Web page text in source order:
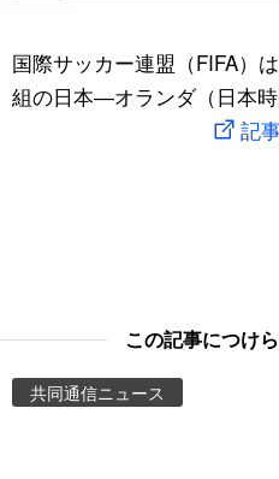
文化
動画/Live
スポーツ・東京2020
国際サッカー連盟（FIFA）
組の日本―オランダ（日本
記
この記事につけ
共同通信ニュース